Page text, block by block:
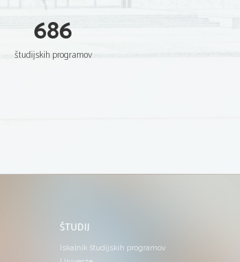
686
študijskih programov
ŠTUDIJ
Iskalnik študijskih programov